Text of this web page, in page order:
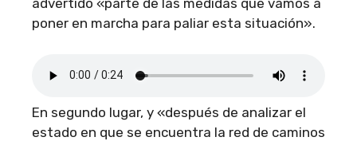
advertido «parte de las medidas que vamos a
poner en marcha para paliar esta situación».
En segundo lugar, y «después de analizar el
estado en que se encuentra la red de caminos